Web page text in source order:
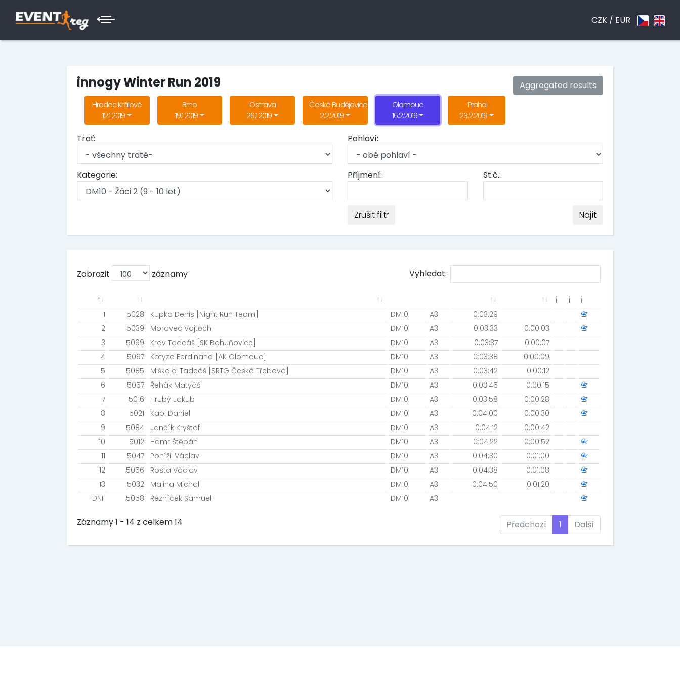
CZK / EUR
Aggregated results
innogy Winter Run 2019
Hradec Králové
12.1.2019
Brno
19.1.2019
Ostrava
26.1.2019
České Budějovice
2.2.2019
Olomouc
16.2.2019
Praha
23.2.2019
Trať: Pohlaví:
Kategorie: Příjmení: St.č.:
Zrušit filtr Najít
Zobrazit záznamy Vyhledat:
ℹ ℹ
ℹ
1
5028 Kupka Denis [Night Run Team] DM10 A3 0:03:29
📇
2
5039 Moravec Vojtěch DM10 A3 0:03:33 0:00:03
📇
3
5099 Krov Tadeáš [SK Bohuňovice] DM10 A3 0:03:37
0:00:07
4
5097 Kotyza Ferdinand [AK Olomouc] DM10 A3 0:03:38
0:00:09
5
5085 Miškolci Tadeáš [SRTG Česká Třebová] DM10 A3 0:03:42
0:00:12
6
5057 Řehák Matyáš DM10 A3 0:03:45 0:00:15
📇
7
5016 Hrubý Jakub DM10 A3 0:03:58 0:00:28
📇
8
5021 Kapl Daniel DM10 A3 0:04:00 0:00:30
📇
9
5084 Jančík Kryštof DM10 A3 0:04:12
0:00:42
10
5012 Hamr Štěpán DM10 A3 0:04:22 0:00:52
📇
11
5047 Ponížil Václav DM10 A3 0:04:30 0:01:00
📇
12
5056 Rosta Václav DM10 A3 0:04:38 0:01:08
📇
13
5032 Malina Michal DM10 A3 0:04:50 0:01:20
📇
DNF
5058 Řezníček Samuel DM10 A3 📇
Záznamy 1 - 14 z celkem 14 Předchozí 1 Další